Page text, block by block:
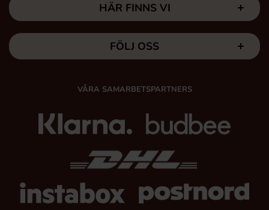
HÄR FINNS VI
FÖLJ OSS
VÅRA SAMARBETSPARTNERS